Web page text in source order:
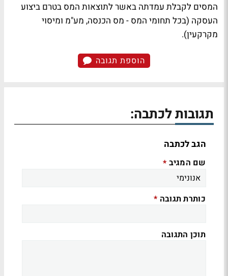
המסים לקבלת עמדתה באשר לתוצאות המס בטרם ביצוע
העסקה (בכל תחומי המס - מס הכנסה, מע"מ ומיסוי
מקרקעין).
הוספת תגובה
תגובות לכתבה:
הגב לכתבה
שם המגיב *
כותרת תגובה *
תוכן התגובה